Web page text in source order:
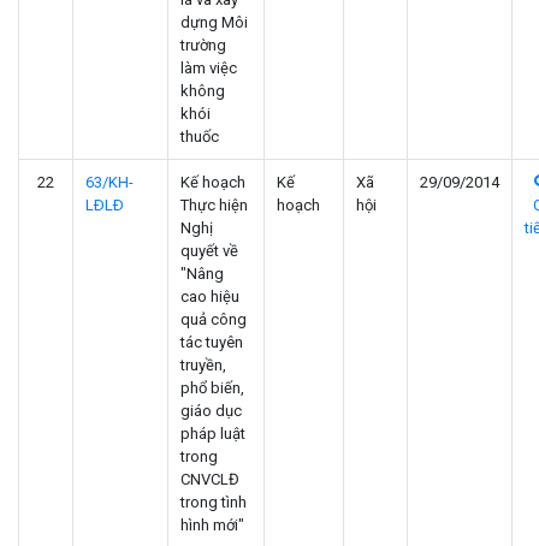
dựng Môi
trường
làm việc
không
khói
thuốc
22
63/KH-
LÐLÐ
Kế hoạch
Thực hiện
Nghị
quyết về
"Nâng
cao hiệu
quả công
tác tuyên
truyền,
phổ biến,
giáo dục
pháp luật
trong
CNVCLĐ
trong tình
hình mới"
Kế
hoạch
Xã
hội
29/09/2014